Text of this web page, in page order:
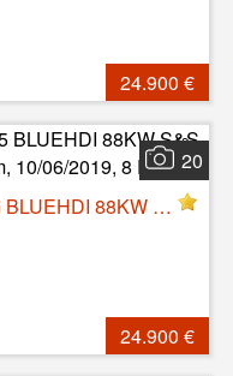
24.900 €
20
CITROEN SPACETOURER 1.5 BLUEHDI 88KW S&S TALLA M BUSINESS, 122159 km, 10/06/2019, 8 PL
24.900 €